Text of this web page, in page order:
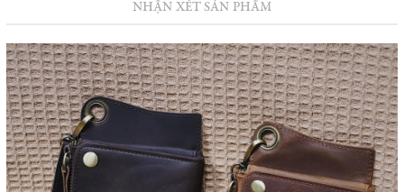
NHẬN XÉT SẢN PHẨM